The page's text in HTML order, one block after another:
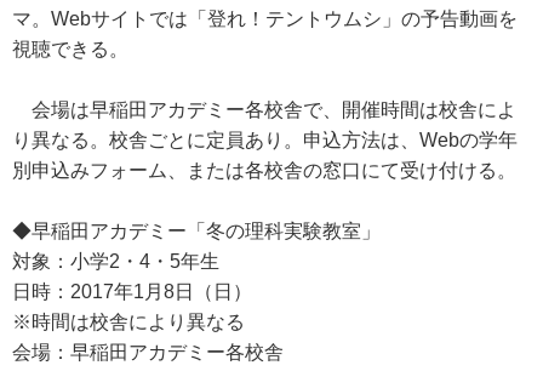
マ。Webサイトでは「登れ！テントウムシ」の予告動画を
視聴できる。
会場は早稲田アカデミー各校舎で、開催時間は校舎によ
り異なる。校舎ごとに定員あり。申込方法は、Webの学年
別申込みフォーム、または各校舎の窓口にて受け付ける。
◆早稲田アカデミー「冬の理科実験教室」
対象：小学2・4・5年生
日時：2017年1月8日（日）
※時間は校舎により異なる
会場：早稲田アカデミー各校舎